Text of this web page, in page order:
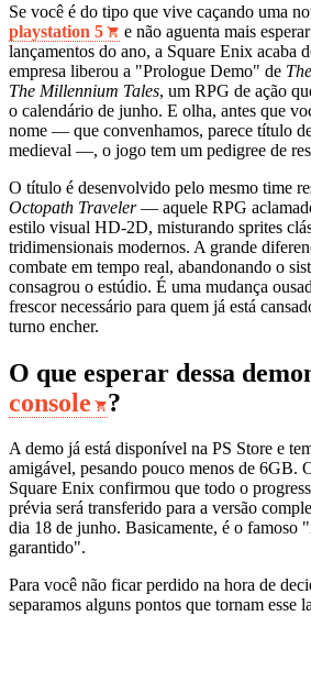
Se você é do tipo que vive caçando uma
playstation 5
e não aguenta mais
lançamentos do ano, a Square Enix acaba
empresa liberou a "Prologue Demo" de
The Millennium Tales, um RPG de ação
o calendário de junho. E olha, antes que
nome — que convenhamos, parece título
medieval —, o jogo tem um pedigree de
O título é desenvolvido pelo mesmo time
Octopath Traveler— aquele RPG
estilo visual HD-2D, misturando sprites
tridimensionais modernos. A grande
combate em tempo real, abandonando o
consagrou o estúdio. É uma mudança
frescor necessário para quem já está
turno encher.
O que esperar dessa
console
?
A demo já está disponível na PS Store e
amigável, pesando pouco menos de 6GB.
Square Enix confirmou que todo o
prévia será transferido para a versão
dia 18 de junho. Basicamente, é o famoso
garantido".
Para você não ficar perdido na hora de
separamos alguns pontos que tornam esse